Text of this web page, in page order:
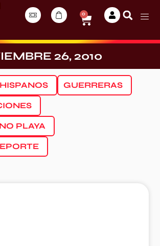
0
26, 2010
HISPANOS GUERRERAS
PLAYA